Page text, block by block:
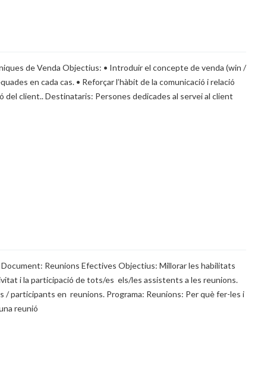
de Venda Objectius: • Introduir el concepte de venda (win /
en cada cas. • Reforçar l’hàbit de la comunicació i relació
del client.. Destinataris: Persones dedicades al servei al client
Reunions Efectives Objectius: Millorar les habilitats
i la participació de tots/es els/les assistents a les reunions.
participants en reunions. Programa: Reunions: Per què fer-les i
reunió